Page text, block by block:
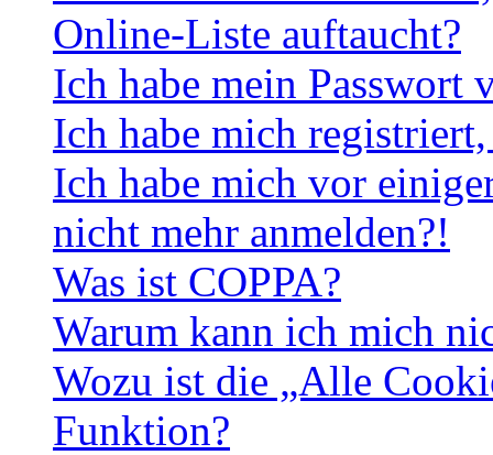
Online-Liste auftaucht?
Ich habe mein Passwort
Ich habe mich
Ich habe mich vor
nicht mehr anmelden?!
Was ist COPPA?
Warum kann ich mich
Wozu ist die „Alle
Funktion?